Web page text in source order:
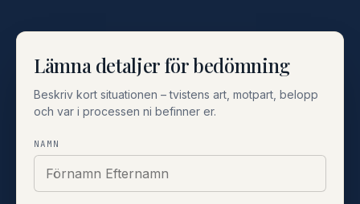
Lämna detaljer för bedömning
Beskriv kort situationen – tvistens art, motpart, belopp
och var i processen ni befinner er.
NAMN